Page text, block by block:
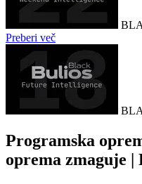
Preberi več
Programska
oprema zmaguje